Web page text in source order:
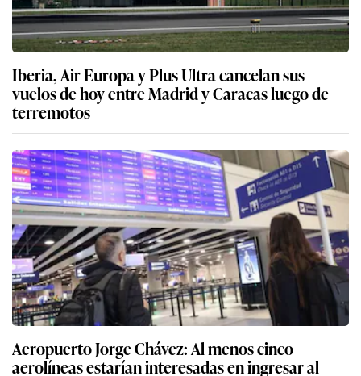
Iberia, Air Europa y Plus Ultra cancelan sus
vuelos de hoy entre Madrid y Caracas luego de
terremotos
Aeropuerto Jorge Chávez: Al menos cinco
aerolíneas estarían interesadas en ingresar al